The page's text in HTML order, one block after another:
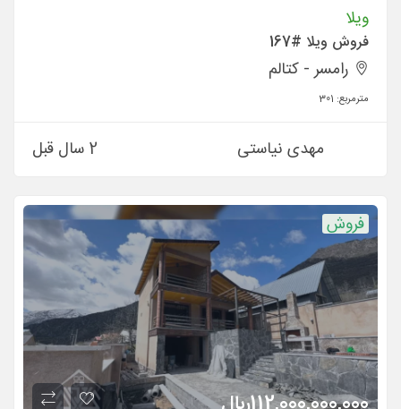
ویلا
فروش ویلا #167
رامسر - کتالم
مترمربع: 301
مهدی نیاستی 2 سال قبل
فروش